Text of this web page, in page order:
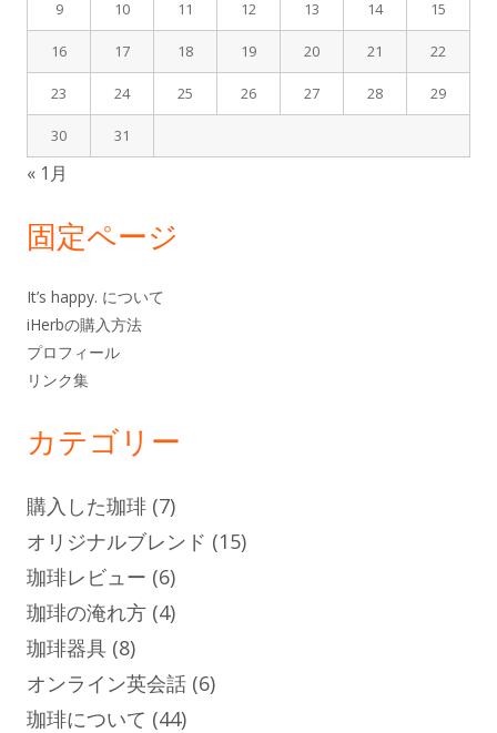
送
り
イ
ド
バ
ー
9 10 11 12 13 14 15
16 17 18 19 20 21 22
23 24 25 26 27 28 29
30 31
« 1月
固定ページ
It’s happy. について
iHerbの購入方法
プロフィール
リンク集
カテゴリー
購入した珈琲 (7)
オリジナルブレンド (15)
珈琲レビュー (6)
珈琲の淹れ方 (4)
珈琲器具 (8)
オンライン英会話 (6)
珈琲について (44)